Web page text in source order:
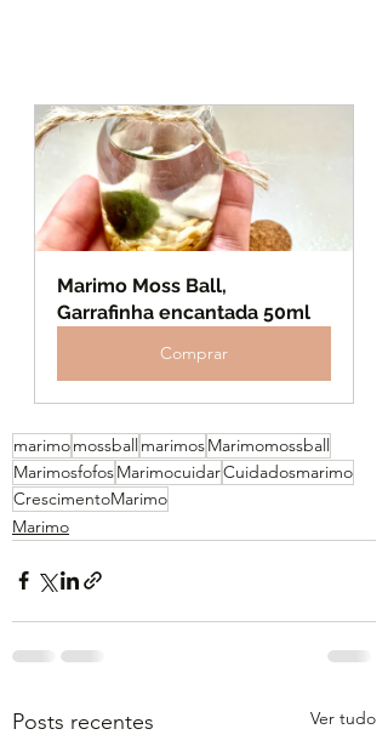
Marimo Moss Ball,
Garrafinha encantada 50ml
Comprar
marimomossball marimosMarimomossball
MarimosfofosMarimocuidarCuidadosmarimo
CrescimentoMarimo
Marimo
Posts recentes Ver tudo